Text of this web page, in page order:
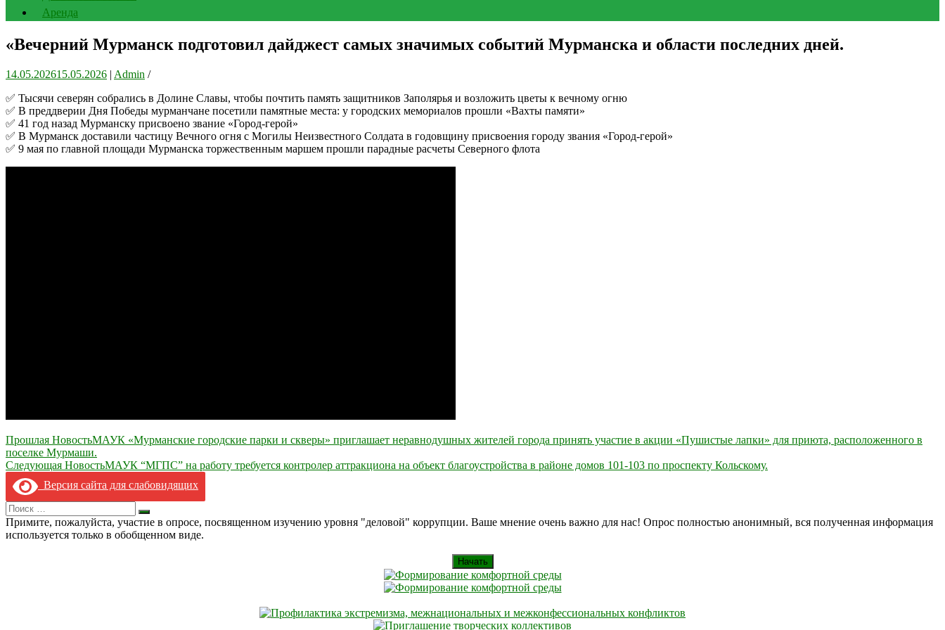
Аренда
«Вечерний Мурманск подготовил дайджест самых значимых событий Мурманска и области последних дней.
14.05.202615.05.2026 | Admin /
✅ Тысячи северян собрались в Долине Славы, чтобы почтить память защитников Заполярья и возложить цветы к вечному огню
✅ В преддверии Дня Победы мурманчане посетили памятные места: у городских мемориалов прошли «Вахты памяти»
✅ 41 год назад Мурманску присвоено звание «Город-герой»
✅ В Мурманск доставили частицу Вечного огня с Могилы Неизвестного Солдата в годовщину присвоения городу звания «Город-герой»
✅ 9 мая по главной площади Мурманска торжественным маршем прошли парадные расчеты Северного флота
Навигация
по
записям
Прошлая НовостьМАУК «Мурманские городские парки и скверы» приглашает неравнодушных жителей города принять участие в акции «Пушистые лапки» для приюта, расположенного в
поселке Мурмаши.
Следующая НовостьМАУК “МГПС” на работу требуется контролер аттракциона на объект благоустройства в районе домов 101-103 по проспекту Кольскому.
Версия сайта для слабовидящих
Search
for:
Искать
Примите, пожалуйста, участие в опросе, посвященном изучению уровня "деловой" коррупции. Ваше мнение очень важно для нас! Опрос полностью анонимный, вся полученная информация
используется только в обобщенном виде.
Начать